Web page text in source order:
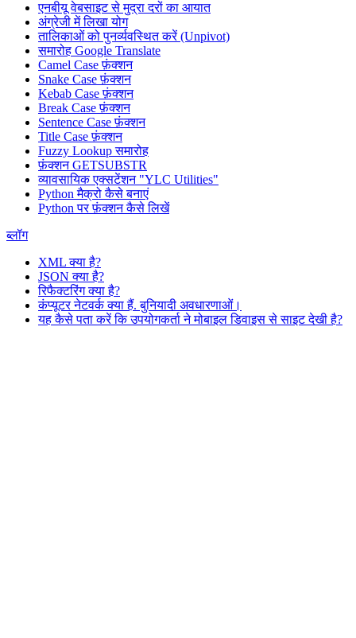
एनबीयू वेबसाइट से मुद्रा दरों का आयात
अंग्रेजी में लिखा योग
तालिकाओं को पुनर्व्यवस्थित करें (Unpivot)
समारोह Google Translate
Camel Case फ़ंक्शन
Snake Case फ़ंक्शन
Kebab Case फ़ंक्शन
Break Case फ़ंक्शन
Sentence Case फ़ंक्शन
Title Case फ़ंक्शन
Fuzzy Lookupसमारोह
फ़ंक्शन GETSUBSTR
व्यावसायिक एक्सटेंशन "YLC Utilities"
Python मैक्रो कैसे बनाएं
Python पर फ़ंक्शन कैसे लिखें
ब्लॉग
XML क्या है?
JSON क्या है?
रिफैक्टरिंग क्या है?
कंप्यूटर नेटवर्क क्या हैं. बुनियादी अवधारणाओं।
यह कैसे पता करें कि उपयोगकर्ता ने मोबाइल डिवाइस से साइट देखी है?